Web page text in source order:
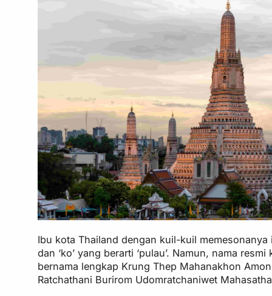
Ibu kota Thailand dengan kuil-kuil
dan ‘ko’ yang berarti ‘pulau’. Namun, nama
bernama lengkap Krung Thep Mahanakhon
Ratchathani Burirom Udomratchaniwet